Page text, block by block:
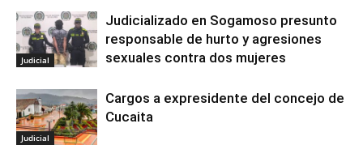
Judicial
Judicializado en Sogamoso presunto
responsable de hurto y agresiones
sexuales contra dos mujeres
Judicial
Cargos a expresidente del concejo de
Cucaita